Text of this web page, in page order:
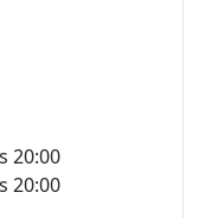
20:00
20:00